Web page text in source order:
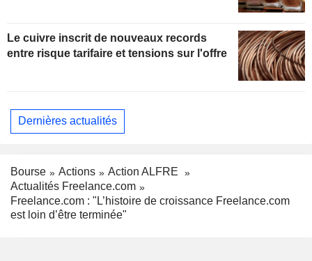
Le cuivre inscrit de nouveaux records
entre risque tarifaire et tensions sur l'offre
Dernières actualités
Bourse Actions
Action ALFRE
Actualités Freelance.com
Freelance.com : "L’histoire de croissance Freelance.com
est loin d’être terminée"